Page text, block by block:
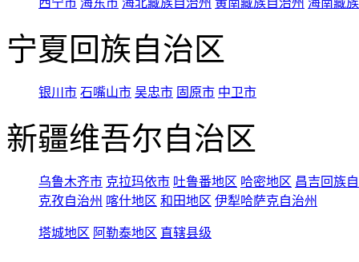
西宁市 海东市 海北藏族自治州 黄南藏族自治州 海南藏
宁夏回族自治区
银川市 石嘴山市 吴忠市 固原市 中卫市
新疆维吾尔自治区
乌鲁木齐市 克拉玛依市 吐鲁番地区 哈密地区 昌吉回族
克孜自治州 喀什地区 和田地区 伊犁哈萨克自治州
塔城地区 阿勒泰地区 直辖县级